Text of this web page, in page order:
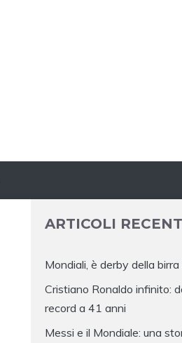
ARTICOLI
Mondiali, è derby della
Cristiano Ronaldo infinito:
record a 41 anni
Messi e il Mondiale: una